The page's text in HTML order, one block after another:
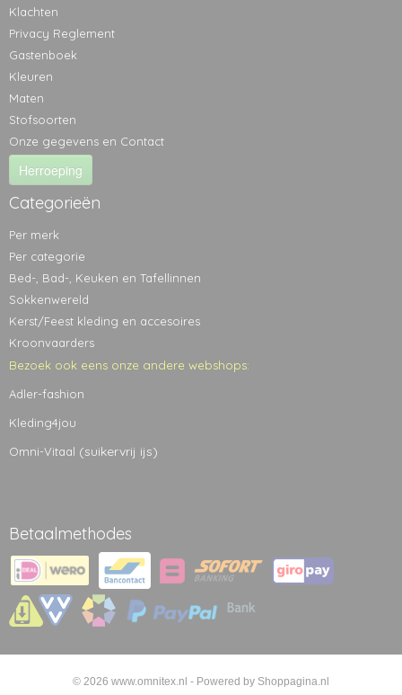
Klachten
Privacy Reglement
Gastenboek
Kleuren
Maten
Stofsoorten
Onze gegevens en Contact
Herroeping
Categorieën
Per merk
Per categorie
Bed-, Bad-, Keuken en Tafellinnen
Sokkenwereld
Kerst/Feest kleding en accesoires
Kroonvaarders
Bezoek ook eens onze andere webshops:
Adler-fashion
Kleding4jou
Omni-Vitaal (suikervrij ijs)
Betaalmethodes
© 2026 www.omnitex.nl - Powered by Shoppagina.nl